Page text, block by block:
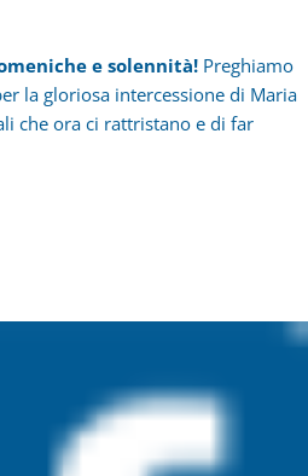
e solennità! Preghiamo
la gloriosa intercessione di Maria
che ora ci rattristano e di far